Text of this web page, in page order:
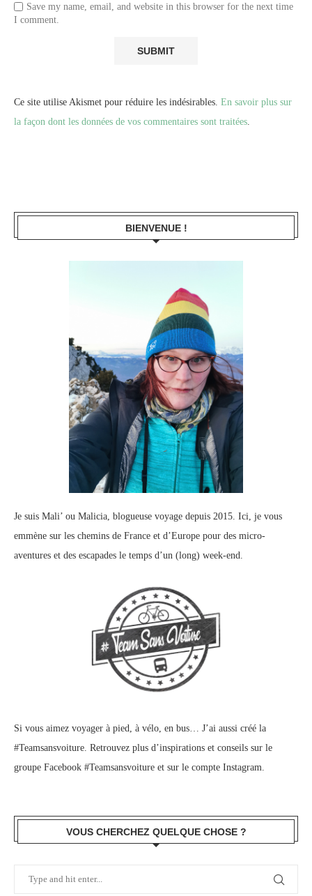
Save my name, email, and website in this browser for the next time
I comment.
Ce site utilise Akismet pour réduire les indésirables. En savoir plus sur
la façon dont les données de vos commentaires sont traitées
BIENVENUE !
Je suis Mali’ ou Malicia, blogueuse voyage depuis 2015. Ici, je vous
emmène sur les chemins de France et d’Europe pour des micro-
aventures et des escapades le temps d’un (long) week-end.
Si vous aimez voyager à pied, à vélo, en bus… J’ai aussi créé la
#Teamsansvoiture. Retrouvez plus d’inspirations et conseils sur le
groupe Facebook #Teamsansvoiture et sur le compte Instagram
VOUS CHERCHEZ QUELQUE CHOSE ?